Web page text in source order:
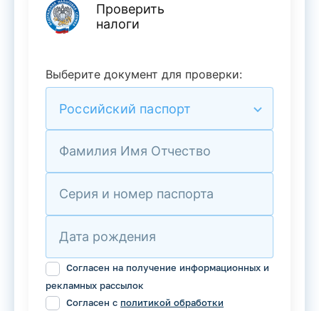
Проверить
налоги
Выберите документ для проверки:
Российский паспорт
Фамилия Имя Отчество
Серия и номер паспорта
Дата рождения
Согласен на получение информационных и
рекламных рассылок
Согласен с политикой обработки